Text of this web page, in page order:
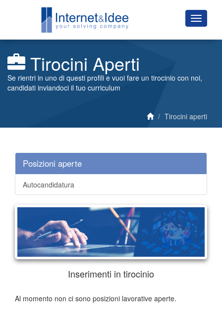
Tirocini Aperti
Se rientri in uno di questi profili e vuoi fare un tirocinio con noi,
candidati inviandoci il tuo curriculum
Tirocini aperti
Posizioni aperte
Autocandidatura
Inserimenti in tirocinio
Al momento non ci sono posizioni lavorative aperte.